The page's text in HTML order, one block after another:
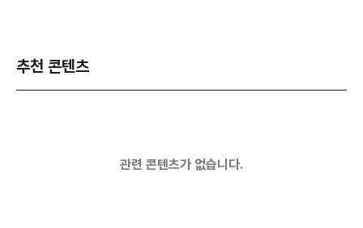
추천 콘텐츠
관련 콘텐츠가 없습니다.